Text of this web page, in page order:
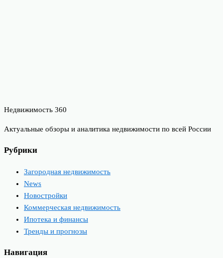
Недвижимость 360
Актуальные обзоры и аналитика недвижимости по всей России
Рубрики
Загородная недвижимость
News
Новостройки
Коммерческая недвижимость
Ипотека и финансы
Тренды и прогнозы
Навигация